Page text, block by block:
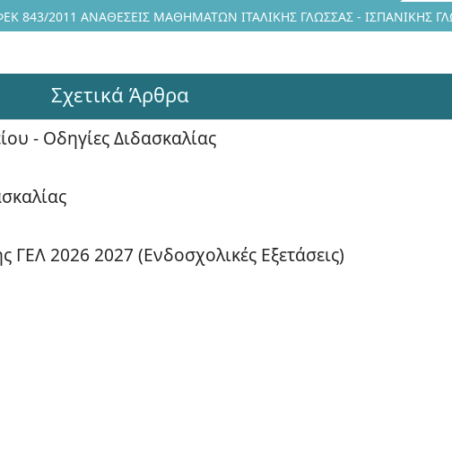
άρθρο: ΦΕΚ 843/2011 ΑΝΑΘΕΣΕΙΣ ΜΑΘΗΜΑΤΩΝ ΙΤΑΛΙΚΗΣ
843/2011 ΑΝΑΘΕΣΕΙΣ ΜΑΘΗΜΑΤΩΝ ΙΤΑΛΙΚΗΣ ΓΛΩΣΣΑΣ - ΙΣΠΑΝΙΚΗΣ
Σχετικά Άρθρα
- Οδηγίες Διδασκαλίας
2026 2027 (Ενδοσχολικές Εξετάσεις)